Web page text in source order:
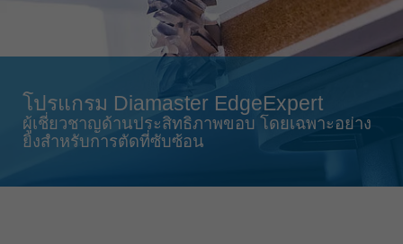
Schweiz
deutsch français
Slovenija
slovenski
โปรแกรม Diamaster EdgeExpert
ผู้เชี่ยวชาญด้านประสิทธิภาพขอบ โดยเฉพาะอย่าง
ยิ่งสำหรับการตัดที่ซับซ้อน